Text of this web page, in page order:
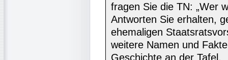
fragen Sie die TN: „Wer
Antworten Sie erhalten,
ehemaligen
weitere Namen und
Geschichte an der Tafel.